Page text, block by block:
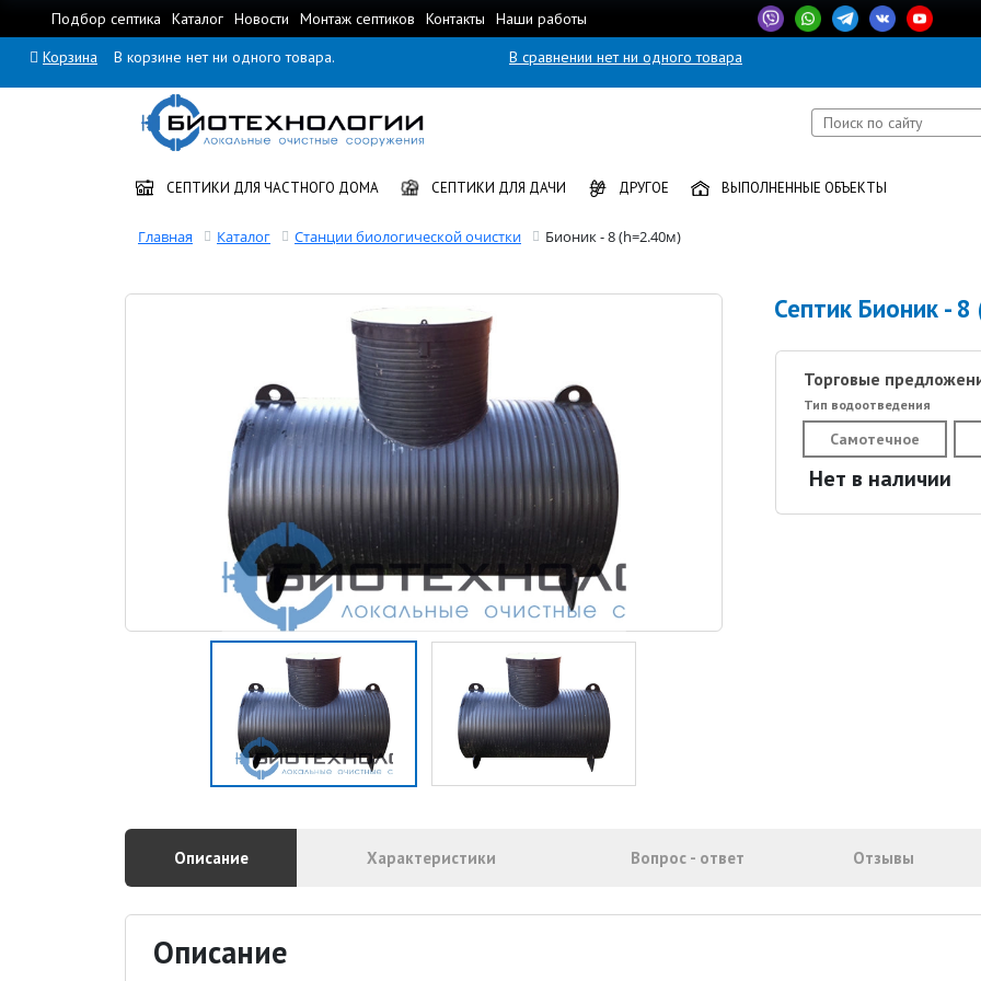
Подбор септика Каталог Новости Монтаж септиков Контакты Наши работы
Корзина В корзине нет ни одного товара. В сравнении нет ни одного товара
СЕПТИКИ ДЛЯ ЧАСТНОГО ДОМА СЕПТИКИ ДЛЯ ДАЧИ ДРУГОЕ ВЫПОЛНЕННЫЕ ОБЪЕКТЫ
Главная Каталог Станции биологической очистки Бионик - 8 (h=2.40м)
Септик Бионик -
Торговые
Тип водоотведения
Самотечное
Нет в наличии
Описание Характеристики Вопрос - ответ Отзывы
Описание